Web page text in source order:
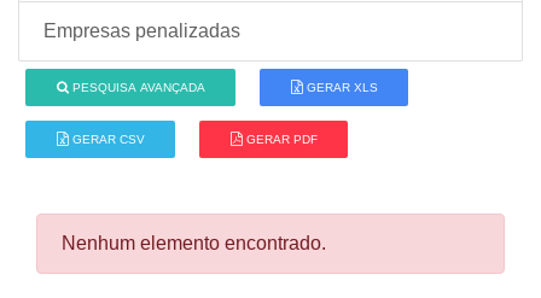
Empresas penalizadas
PESQUISA AVANÇADA GERAR XLS
GERAR CSV GERAR PDF
Nenhum elemento encontrado.